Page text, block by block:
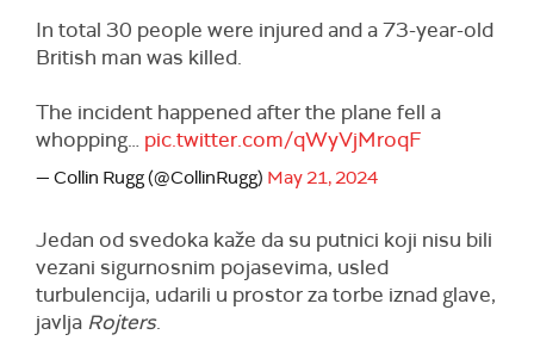
In total 30 people were injured and a 73-year-old
British man was killed.
The incident happened after the plane fell a
whopping… pic.twitter.com/qWyVjMroqF
— Collin Rugg (@CollinRugg) May 21, 2024
Jedan od svedoka kaže da su putnici koji nisu bili
vezani sigurnosnim pojasevima, usled
turbulencija, udarili u prostor za torbe iznad glave,
javlja Rojters.